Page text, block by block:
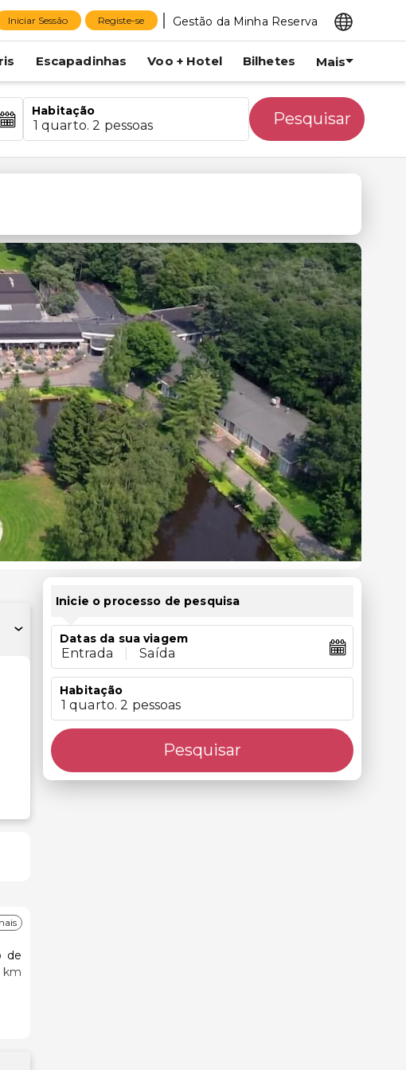
Iniciar Sessão Registe-se Gestão da Minha Reserva
Escapadinhas Voo + Hotel Bilhetes Mais
Habitação
1 quarto. 2 pessoas Pesquisar
de
Inicie o processo de pesquisa
Datas da sua viagem
Entrada Saída
Habitação
1 quarto. 2 pessoas
Pesquisar